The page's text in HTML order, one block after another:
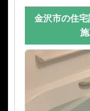
金沢市の住